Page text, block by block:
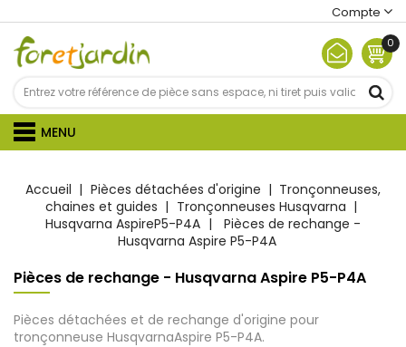
Compte
0
MENU
Accueil Pièces détachées d'origine
Tronçonneuses,
chaines et guides
Tronçonneuses Husqvarna
Husqvarna AspireP5-P4A
Pièces de rechange -
Husqvarna Aspire P5-P4A
Pièces de rechange - Husqvarna Aspire P5-P4A
Pièces détachées et de rechange d'origine pour
tronçonneuse HusqvarnaAspire P5-P4A.